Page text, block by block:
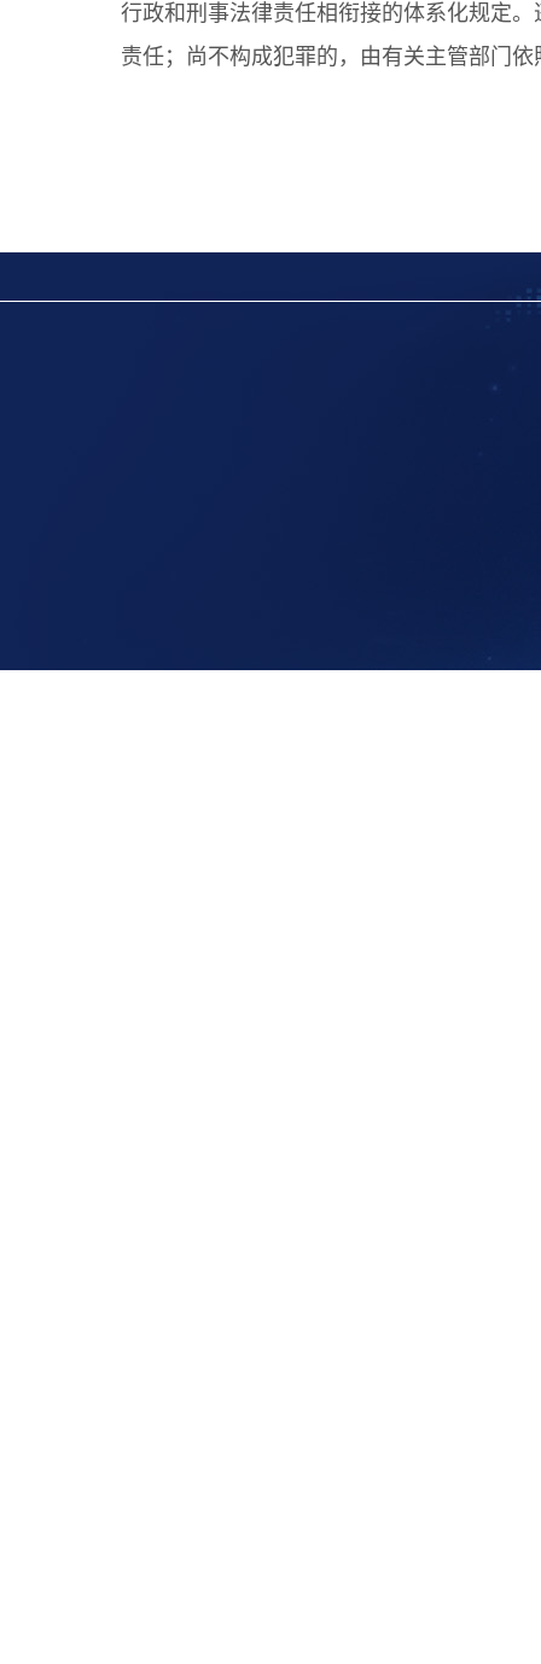
行政和刑事法律责任相衔接的体系化规定
责任；尚不构成犯罪的，由有关主管部门